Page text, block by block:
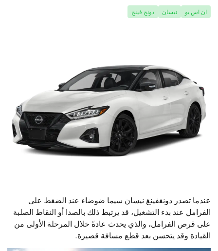
ان اس يو نيسان دونج فينج
عندما تصدر دونغفينغ نيسان سيما ضوضاء عند الضغط على
الفرامل عند بدء التشغيل، قد يرتبط ذلك بالصدا أو النقاط الصلبة
على قرص الفرامل، والذي يحدث عادةً خلال المرحلة الأولى من
القيادة وقد يتحسن بعد قطع مسافة قصيرة.